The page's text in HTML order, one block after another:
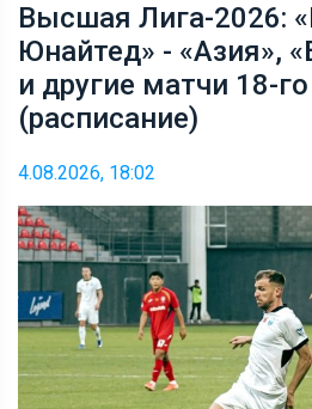
Высшая Лига-2026:
Юнайтед» - «Азия»,
и другие матчи 18-
(расписание)
4.08.2026, 18:02